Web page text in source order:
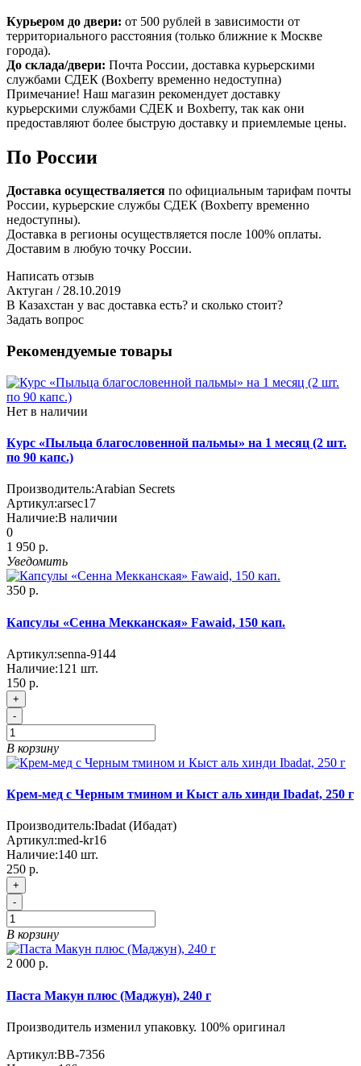
Курьером до двери: от 500 рублей в зависимости от
территориального расстояния (только ближние к Москве
города).
До склада/двери: Почта России, доставка курьерскими
службами СДЕК (Boxberry временно недоступна)
Примечание! Наш магазин рекомендует доставку
курьерскими службами СДЕК и Boxberry, так как они
предоставляют более быструю доставку и приемлемые цены.
По России
Доставка осуществаляется по официальным тарифам почты
России, курьерские службы СДЕК (Boxberry временно
недоступны).
Доставка в регионы осуществляется после 100% оплаты.
Доставим в любую точку России.
Написать отзыв
Актуган / 28.10.2019
В Казахстан у вас доставка есть? и сколько стоит?
Задать вопрос
Рекомендуемые товары
Нет в наличии
Курс «Пыльца благословенной пальмы» на 1 месяц (2 шт.
по 90 капс.)
Производитель:Arabian Secrets
Артикул:arsec17
Наличие:В наличии
0
1 950 р.
Уведомить
350 р.
Капсулы «Сенна Мекканская» Fawaid, 150 кап.
Артикул:senna-9144
Наличие:121 шт.
150 р.
+
-
В корзину
Крем-мед с Черным тмином и Кыст аль хинди Ibadat, 250 г
Производитель:Ibadat (Ибадат)
Артикул:med-kr16
Наличие:140 шт.
250 р.
+
-
В корзину
2 000 р.
Паста Макун плюс (Маджун), 240 г
Производитель изменил упаковку. 100% оригинал
Артикул:BB-7356